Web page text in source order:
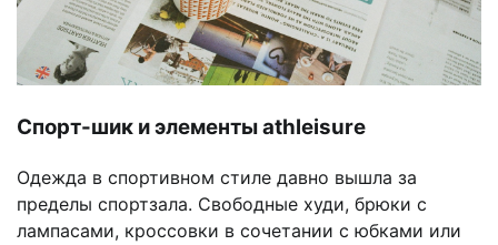
Спорт-шик и элементы athleisure
Одежда в спортивном стиле давно вышла за
пределы спортзала. Свободные худи, брюки с
лампасами, кроссовки в сочетании с юбками или